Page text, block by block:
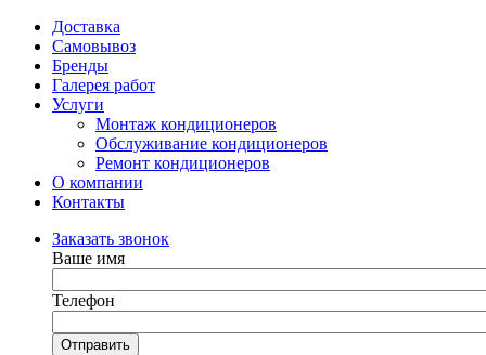
Доставка
Самовывоз
Бренды
Галерея работ
Услуги
Монтаж кондиционеров
Обслуживание кондиционеров
Ремонт кондиционеров
О компании
Контакты
Заказать звонок
Ваше имя
Телефон
Отправить